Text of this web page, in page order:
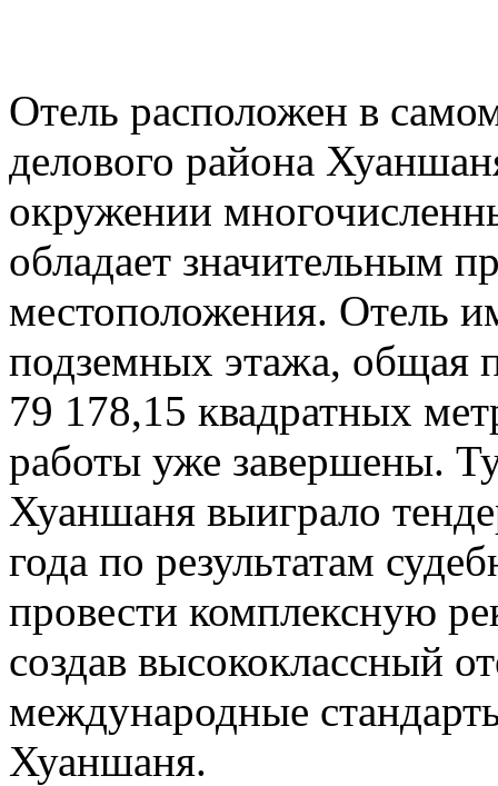
Отель расположен в
делового района
окружении
обладает значительным
местоположения. Отель
подземных этажа, общая
79 178,15 квадратных
работы уже завершены.
Хуаншаня выиграло
года по результатам
провести комплексную
создав высококлассный
международные
Хуаншаня.